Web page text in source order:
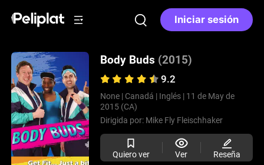
Iniciar sesión
Body Buds (2015)
9.2
None | Canadá | Inglés | 11 de May de
2015 (CA)
Dirigida por: Mike Fly Fleischhaker
Quiero ver Ver Reseña